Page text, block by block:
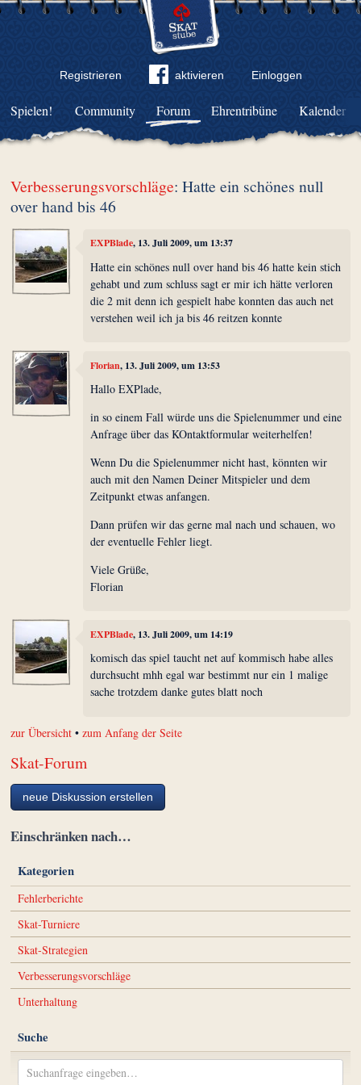
Registrieren aktivieren Einloggen
Community Forum Ehrentribüne Kalender
Spielen!
Verbesserungsvorschläge: Hatte ein schönes null
over hand bis 46
EXPBlade, 13. Juli 2009, um 13:37
Hatte ein schönes null over hand bis 46 hatte kein stich
gehabt und zum schluss sagt er mir ich hätte verloren
die 2 mit denn ich gespielt habe konnten das auch net
verstehen weil ich ja bis 46 reitzen konnte
Florian, 13. Juli 2009, um 13:53
Hallo EXPlade,
in so einem Fall würde uns die Spielenummer und eine
Anfrage über das KOntaktformular weiterhelfen!
Wenn Du die Spielenummer nicht hast, könnten wir
auch mit den Namen Deiner Mitspieler und dem
Zeitpunkt etwas anfangen.
Dann prüfen wir das gerne mal nach und schauen, wo
der eventuelle Fehler liegt.
Viele Grüße,
Florian
EXPBlade, 13. Juli 2009, um 14:19
komisch das spiel taucht net auf kommisch habe alles
durchsucht mhh egal war bestimmt nur ein 1 malige
sache trotzdem danke gutes blatt noch
zur Übersicht •zum Anfang der Seite
Skat-Forum
neue Diskussion erstellen
Einschränken nach…
Kategorien
Fehlerberichte
Skat-Turniere
Skat-Strategien
Verbesserungsvorschläge
Unterhaltung
Suche